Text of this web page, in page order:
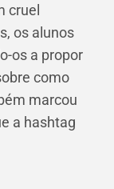
cruel
os alunos
os a propor
como
marcou
a hashtag